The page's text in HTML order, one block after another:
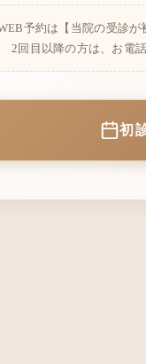
予約は【当院の受診が
2回目以降の方は、お電
初